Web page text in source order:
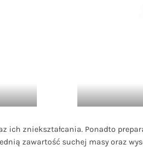
ich zniekształcania. Ponadto
zawartość suchej masy oraz